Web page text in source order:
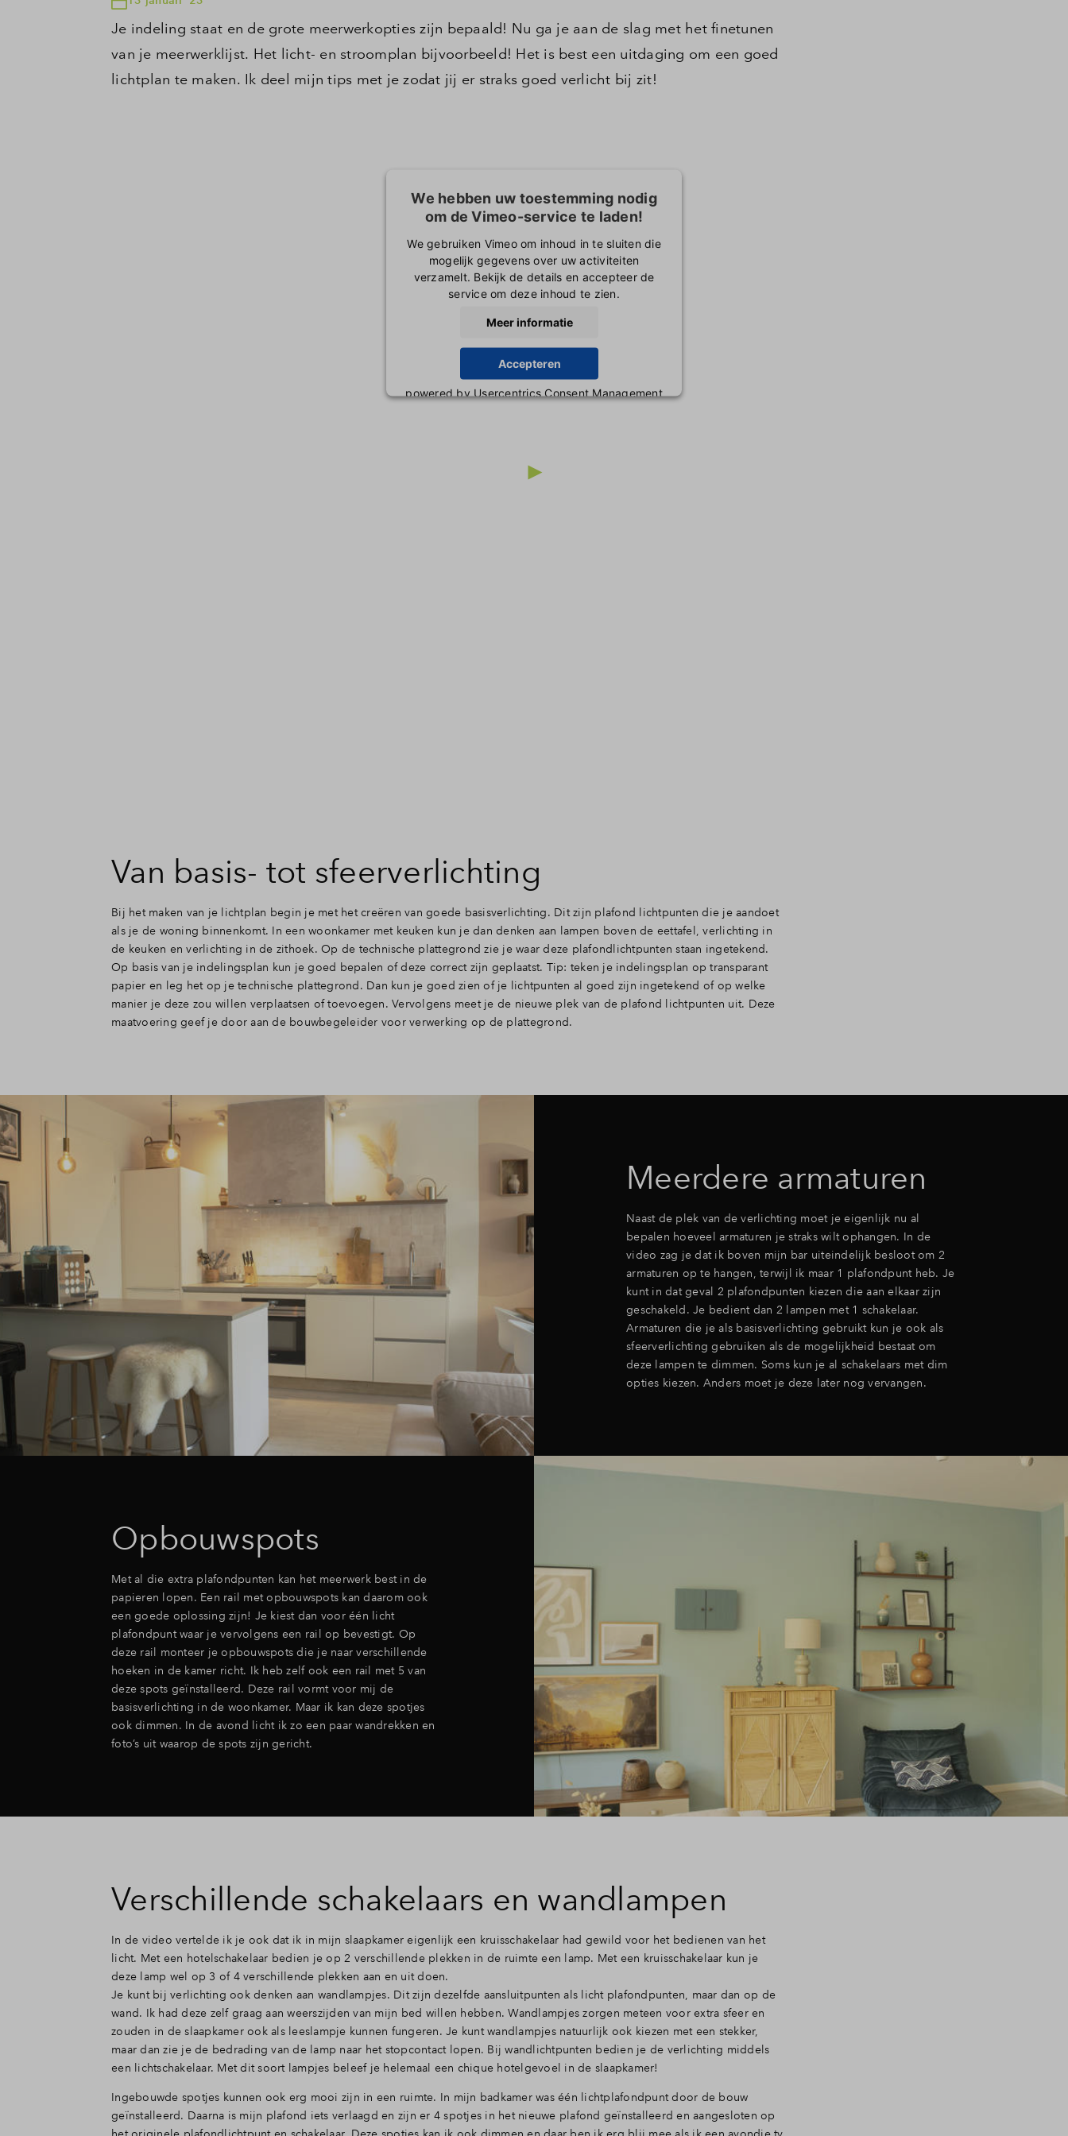
Je indeling staat en de grote meerwerkopties zijn bepaald! Nu ga je aan de slag met het finetunen
van je meerwerklijst. Het licht- en stroomplan bijvoorbeeld! Het is best een uitdaging om een goed
lichtplan te maken. Ik deel mijn tips met je zodat jij er straks goed verlicht bij zit!
We hebben uw toestemming nodig
om de Vimeo-service te laden!
We gebruiken Vimeo om inhoud in te sluiten die
mogelijk gegevens over uw activiteiten
verzamelt. Bekijk de details en accepteer de
service om deze inhoud te zien.
Meer informatie
Accepteren
powered by Usercentrics Consent Management
Van basis- tot sfeerverlichting
Bij het maken van je lichtplan begin je met het creëren van goede basisverlichting. Dit zijn plafond lichtpunten die je aandoet
als je de woning binnenkomt. In een woonkamer met keuken kun je dan denken aan lampen boven de eettafel, verlichting in
de keuken en verlichting in de zithoek. Op de technische plattegrond zie je waar deze plafondlichtpunten staan ingetekend.
Op basis van je indelingsplan kun je goed bepalen of deze correct zijn geplaatst. Tip: teken je indelingsplan op transparant
papier en leg het op je technische plattegrond. Dan kun je goed zien of je lichtpunten al goed zijn ingetekend of op welke
manier je deze zou willen verplaatsen of toevoegen. Vervolgens meet je de nieuwe plek van de plafond lichtpunten uit. Deze
maatvoering geef je door aan de bouwbegeleider voor verwerking op de plattegrond.
Meerdere armaturen
Naast de plek van de verlichting moet je eigenlijk nu al
bepalen hoeveel armaturen je straks wilt ophangen. In de
video zag je dat ik boven mijn bar uiteindelijk besloot om 2
armaturen op te hangen, terwijl ik maar 1 plafondpunt heb. Je
kunt in dat geval 2 plafondpunten kiezen die aan elkaar zijn
geschakeld. Je bedient dan 2 lampen met 1 schakelaar.
Armaturen die je als basisverlichting gebruikt kun je ook als
sfeerverlichting gebruiken als de mogelijkheid bestaat om
deze lampen te dimmen. Soms kun je al schakelaars met dim
opties kiezen. Anders moet je deze later nog vervangen.
Opbouwspots
Met al die extra plafondpunten kan het meerwerk best in de
papieren lopen. Een rail met opbouwspots kan daarom ook
een goede oplossing zijn! Je kiest dan voor één licht
plafondpunt waar je vervolgens een rail op bevestigt. Op
deze rail monteer je opbouwspots die je naar verschillende
hoeken in de kamer richt. Ik heb zelf ook een rail met 5 van
deze spots geïnstalleerd. Deze rail vormt voor mij de
basisverlichting in de woonkamer. Maar ik kan deze spotjes
ook dimmen. In de avond licht ik zo een paar wandrekken en
foto’s uit waarop de spots zijn gericht.
Verschillende schakelaars en wandlampen
In de video vertelde ik je ook dat ik in mijn slaapkamer eigenlijk een kruisschakelaar had gewild voor het bedienen van het
licht. Met een hotelschakelaar bedien je op 2 verschillende plekken in de ruimte een lamp. Met een kruisschakelaar kun je
deze lamp wel op 3 of 4 verschillende plekken aan en uit doen.
Je kunt bij verlichting ook denken aan wandlampjes. Dit zijn dezelfde aansluitpunten als licht plafondpunten, maar dan op de
wand. Ik had deze zelf graag aan weerszijden van mijn bed willen hebben. Wandlampjes zorgen meteen voor extra sfeer en
zouden in de slaapkamer ook als leeslampje kunnen fungeren. Je kunt wandlampjes natuurlijk ook kiezen met een stekker,
maar dan zie je de bedrading van de lamp naar het stopcontact lopen. Bij wandlichtpunten bedien je de verlichting middels
een lichtschakelaar. Met dit soort lampjes beleef je helemaal een chique hotelgevoel in de slaapkamer!
Ingebouwde spotjes kunnen ook erg mooi zijn in een ruimte. In mijn badkamer was één lichtplafondpunt door de bouw
geïnstalleerd. Daarna is mijn plafond iets verlaagd en zijn er 4 spotjes in het nieuwe plafond geïnstalleerd en aangesloten op